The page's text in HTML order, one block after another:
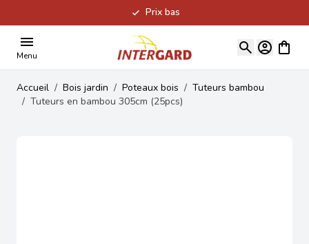
Prix bas
Menu
Voir
Accueil / Bois jardin / Poteaux bois / Tuteurs bambou
/ Tuteurs en bambou 305cm (25pcs)